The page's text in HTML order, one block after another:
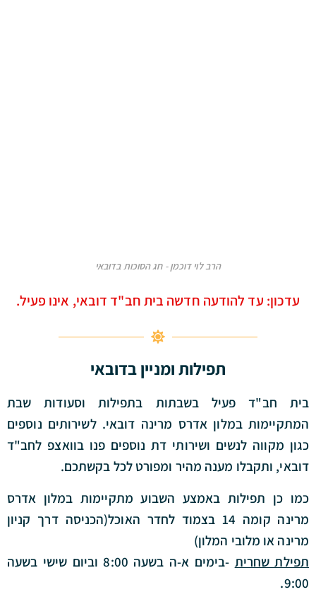
הרב לוי דוכמן - חג הסוכות בדובאי
עדכון: עד להודעה חדשה בית חב"ד דובאי, אינו פעיל.
תפילות ומניין בדובאי
בית חב"ד פעיל בשבתות בתפילות וסעודות שבת
המתקיימות במלון אדרס מרינה דובאי. לשירותים נוספים
כגון מקווה לנשים ושירותי דת נוספים פנו בוואצפ לחב"ד
דובאי, ותקבלו מענה מהיר ומפורט לכל בקשתכם.
כמו כן תפילות באמצע השבוע מתקיימות במלון אדרס
מרינה קומה 14 בצמוד לחדר האוכל(הכניסה דרך קניון
מרינה או מלובי המלון)
תפילת שחרית
-בימים א-ה בשעה 8:00 וביום שישי בשעה
9:00.